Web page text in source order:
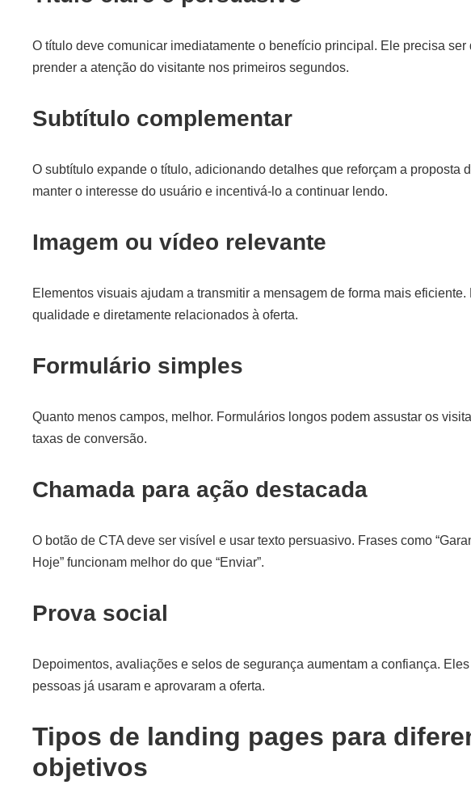
O título deve comunicar imediatamente o benefício principal. Ele precisa ser
prender a atenção do visitante nos primeiros segundos.
Subtítulo complementar
O subtítulo expande o título, adicionando detalhes que reforçam a proposta
manter o interesse do usuário e incentivá-lo a continuar lendo.
Imagem ou vídeo relevante
Elementos visuais ajudam a transmitir a mensagem de forma mais
qualidade e diretamente relacionados à oferta.
Formulário simples
Quanto menos campos, melhor. Formulários longos podem assustar os
taxas de conversão.
Chamada para ação destacada
O botão de CTA deve ser visível e usar texto persuasivo. Frases como
Hoje” funcionam melhor do que “Enviar”.
Prova social
Depoimentos, avaliações e selos de segurança aumentam a confiança.
pessoas já usaram e aprovaram a oferta.
Tipos de landing pages para
objetivos